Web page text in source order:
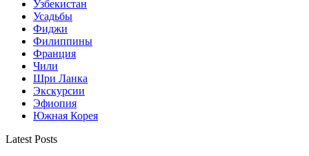
Узбекистан
Усадьбы
Фиджи
Филиппины
Франция
Чили
Шри Ланка
Экскурсии
Эфиопия
Южная Корея
Latest Posts